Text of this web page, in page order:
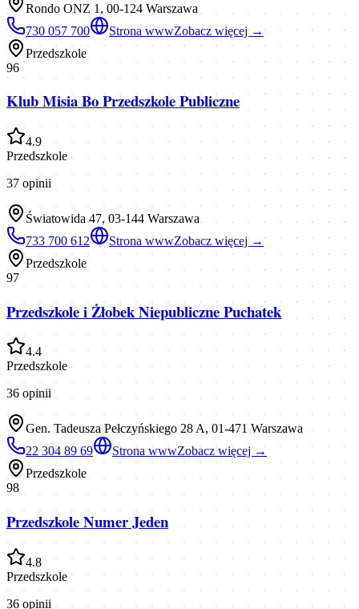
Rondo ONZ 1, 00-124 Warszawa
730 057 700
Strona wwwZobacz więcej →
Przedszkole
96
Klub Misia Bo Przedszkole Publiczne
4.9
Przedszkole
37 opinii
Światowida 47, 03-144 Warszawa
733 700 612
Strona wwwZobacz więcej →
Przedszkole
97
Przedszkole i Żłobek Niepubliczne Puchatek
4.4
Przedszkole
36 opinii
Gen. Tadeusza Pełczyńskiego 28 A, 01-471 Warszawa
22 304 89 69
Strona wwwZobacz więcej →
Przedszkole
98
Przedszkole Numer Jeden
4.8
Przedszkole
36 opinii